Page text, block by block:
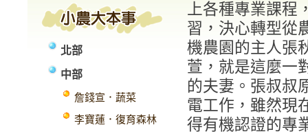
北部
中部
詹錢宣．蔬菜
李寶蓮．復育森林
上各種專業課程
習，決心轉型從
機農園的主人張
萱，就是這麼一
的夫妻。張叔叔
電工作，雖然現
得有機認證的專